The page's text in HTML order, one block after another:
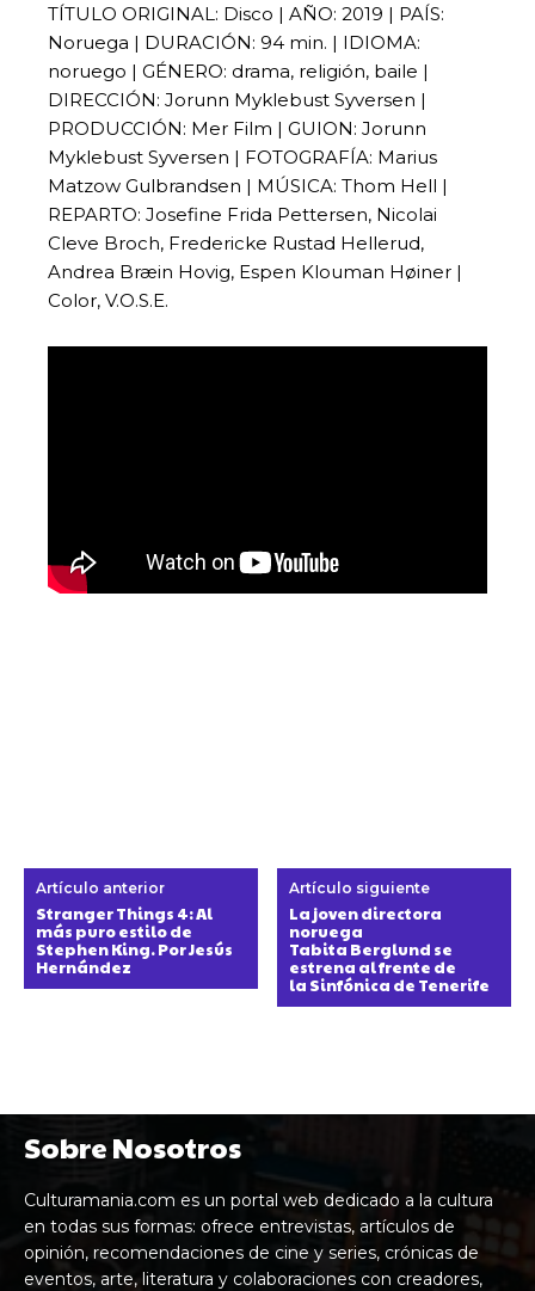
TÍTULO ORIGINAL: Disco | AÑO: 2019 | PAÍS:
Noruega | DURACIÓN: 94 min. | IDIOMA:
noruego | GÉNERO: drama, religión, baile |
DIRECCIÓN: Jorunn Myklebust Syversen |
PRODUCCIÓN: Mer Film | GUION: Jorunn
Myklebust Syversen | FOTOGRAFÍA: Marius
Matzow Gulbrandsen | MÚSICA: Thom Hell |
REPARTO: Josefine Frida Pettersen, Nicolai
Cleve Broch, Fredericke Rustad Hellerud,
Andrea Bræin Hovig, Espen Klouman Høiner |
Color, V.O.S.E.
Artículo anterior
Stranger Things 4: Al
más puro estilo de
Stephen King. Por Jesús
Hernández
Artículo siguiente
La joven directora
noruega
Tabita Berglund se
estrena al frente de
la Sinfónica de Tenerife
Sobre Nosotros
Culturamania.com es un portal web dedicado a la cultura
en todas sus formas: ofrece entrevistas, artículos de
opinión, recomendaciones de cine y series, crónicas de
eventos, arte, literatura y colaboraciones con creadores,